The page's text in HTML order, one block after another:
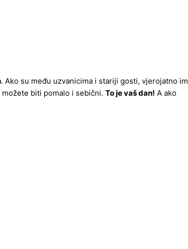
. Ako su među uzvanicima i stariji gosti, vjerojatno im
biti pomalo i sebični. To je vaš dan! A ako